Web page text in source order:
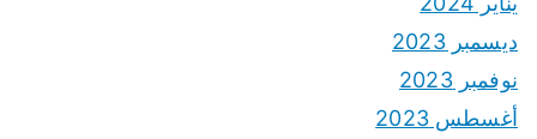
ديسمبر 2023
نوفمبر 2023
أغسطس 2023